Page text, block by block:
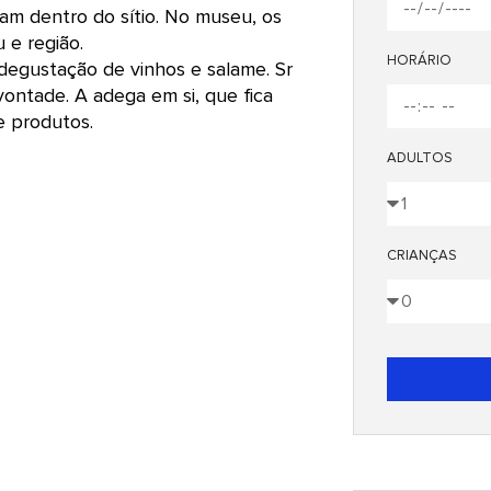
dentro do sítio. No museu, os
e região.
de vinhos e salame. Sr
A adega em si, que fica
produtos.
HORÁRIO
ADULTOS
CRIANÇAS